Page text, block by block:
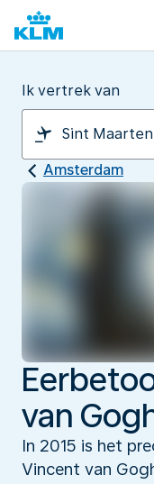
Ik vertrek van
Amsterdam
van
In 2015 is het
Vincent van